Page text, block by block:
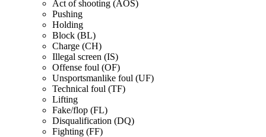
Act of shooting (AOS)
Pushing
Holding
Block (BL)
Charge (CH)
Illegal screen (IS)
Offense foul (OF)
Unsportsmanlike foul (UF)
Technical foul (TF)
Lifting
Fake/flop (FL)
Disqualification (DQ)
Fighting (FF)